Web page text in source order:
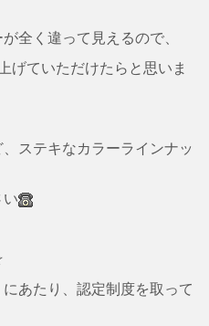
全く違って見えるので、
げていただけたらと思いま
ステキなカラーラインナッ
あたり、認定制度を取って